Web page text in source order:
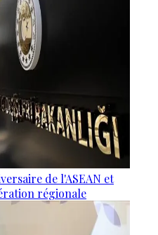
de l'ASEAN et
régionale